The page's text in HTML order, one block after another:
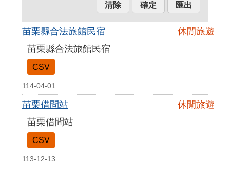
苗栗縣合法旅館民宿
休閒旅遊
苗栗縣合法旅館民宿
CSV
114-04-01
苗栗借問站
休閒旅遊
苗栗借問站
CSV
113-12-13